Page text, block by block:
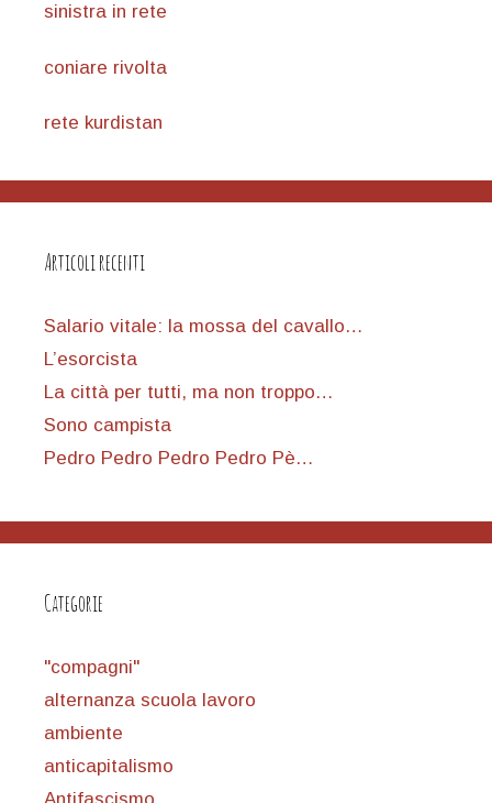
sinistra in rete
coniare rivolta
rete kurdistan
Articoli recenti
Salario vitale: la mossa del cavallo…
L’esorcista
La città per tutti, ma non troppo…
Sono campista
Pedro Pedro Pedro Pedro Pè…
Categorie
"compagni"
alternanza scuola lavoro
ambiente
anticapitalismo